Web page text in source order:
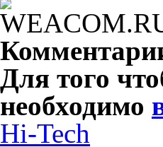
Для того
необходимо
Hi-Tech